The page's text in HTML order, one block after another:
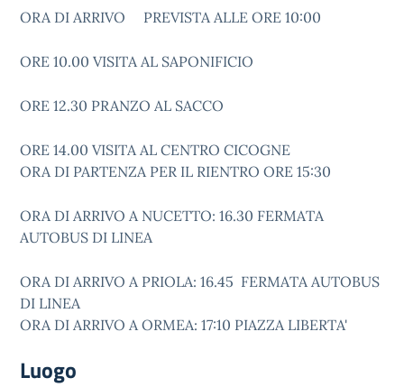
ORA DI ARRIVO PREVISTA ALLE ORE 10:00
ORE 10.00 VISITA AL SAPONIFICIO
ORE 12.30 PRANZO AL SACCO
ORE 14.00 VISITA AL CENTRO CICOGNE
ORA DI PARTENZA PER IL RIENTRO ORE 15:30
ORA DI ARRIVO A NUCETTO: 16.30 FERMATA
AUTOBUS DI LINEA
ORA DI ARRIVO A PRIOLA: 16.45 FERMATA AUTOBUS
DI LINEA
ORA DI ARRIVO A ORMEA: 17:10 PIAZZA LIBERTA'
Luogo